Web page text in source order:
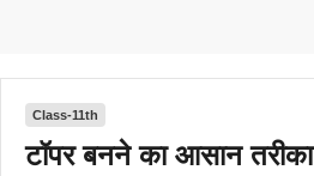
Class-11th
टॉपर बनने का आसान तरीका